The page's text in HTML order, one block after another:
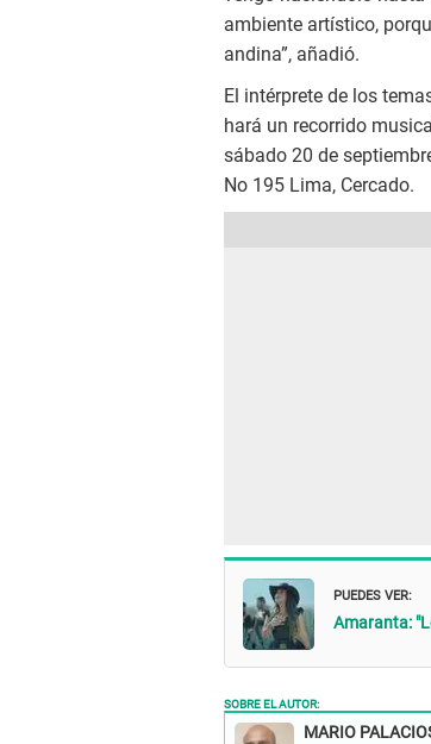
ambiente artístico,
andina”, añadió.
El intérprete de los
hará un recorrido
sábado 20 de
No 195 Lima, Cercado.
PUEDES VER:
Amaranta:
SOBRE EL AUTOR:
MARIO